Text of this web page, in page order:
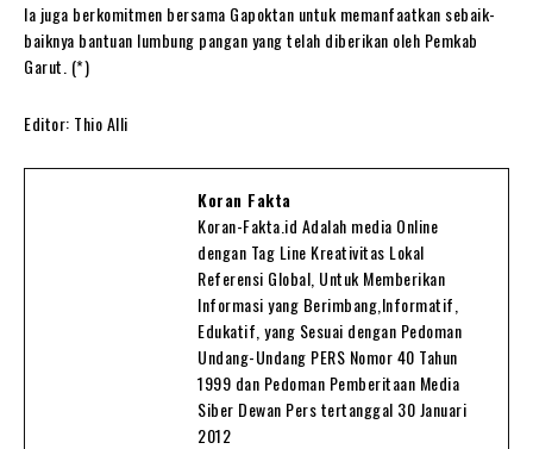
Ia juga berkomitmen bersama Gapoktan untuk memanfaatkan sebaik-
baiknya bantuan lumbung pangan yang telah diberikan oleh Pemkab
Garut. (*)
Editor: Thio Alli
Koran Fakta
Koran-Fakta.id Adalah media Online
dengan Tag Line Kreativitas Lokal
Referensi Global, Untuk Memberikan
Informasi yang Berimbang,Informatif,
Edukatif, yang Sesuai dengan Pedoman
Undang-Undang PERS Nomor 40 Tahun
1999 dan Pedoman Pemberitaan Media
Siber Dewan Pers tertanggal 30 Januari
2012